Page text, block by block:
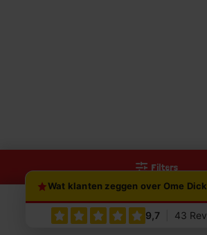
0
Filters
Wat klanten zeggen over Ome Dick